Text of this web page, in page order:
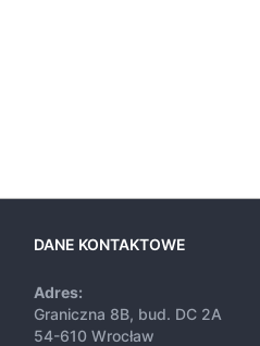
DANE KONTAKTOWE
Adres:
Graniczna 8B, bud. DC 2A
54-610 Wrocław